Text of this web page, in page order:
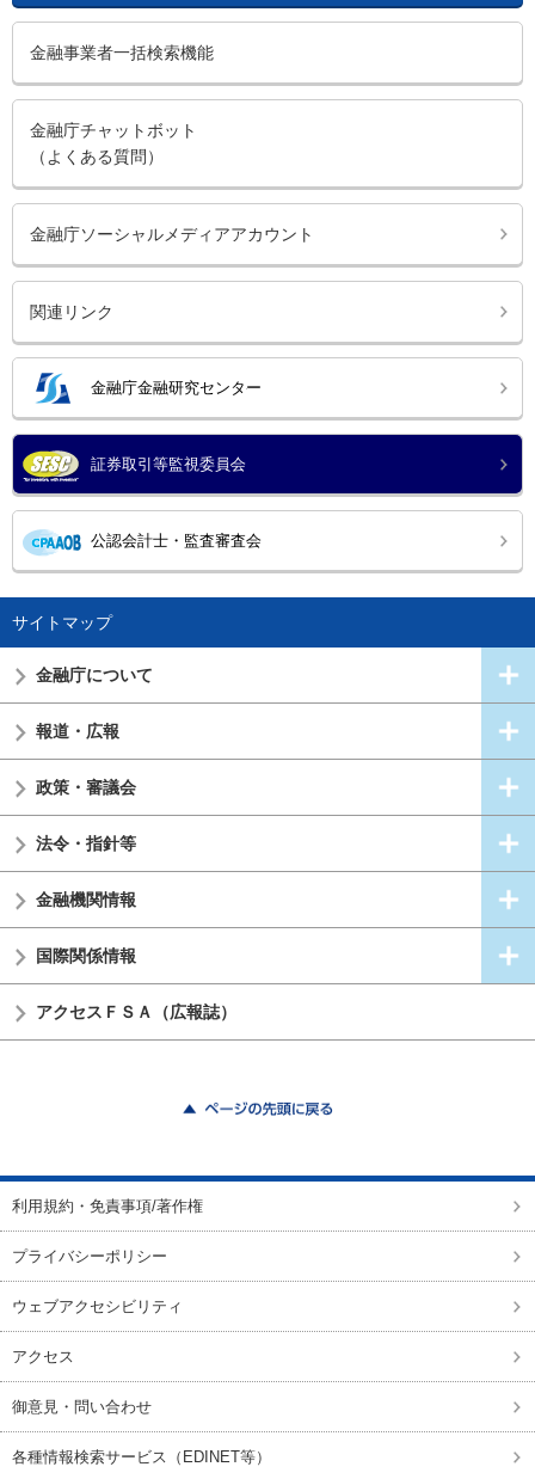
金融事業者一括検索機能
金融庁チャットボット
（よくある質問）
金融庁ソーシャルメディアアカウント
関連リンク
金融庁金融研究センター
証券取引等監視委員会
公認会計士・監査審査会
サイトマップ
金融庁について
報道・広報
政策・審議会
法令・指針等
金融機関情報
国際関係情報
アクセスＦＳＡ（広報誌）
利用規約・免責事項/著作権
プライバシーポリシー
ウェブアクセシビリティ
アクセス
御意見・問い合わせ
各種情報検索サービス（EDINET等）